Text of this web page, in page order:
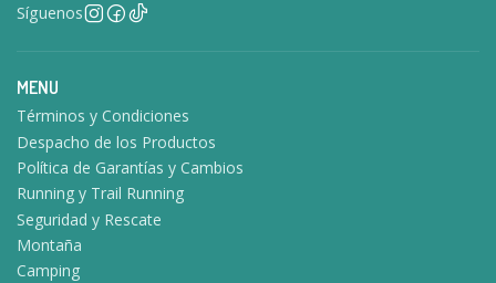
Síguenos
MENU
Términos y Condiciones
Despacho de los Productos
Política de Garantías y Cambios
Running y Trail Running
Seguridad y Rescate
Montaña
Camping